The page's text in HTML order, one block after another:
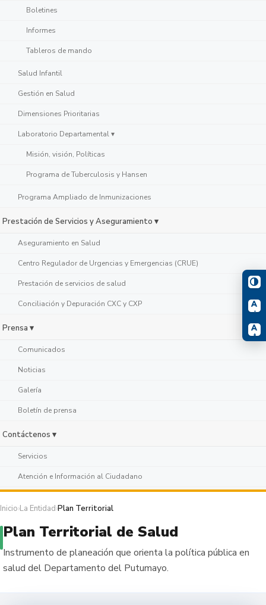
Boletines
Informes
Tableros de mando
Salud Infantil
Gestión en Salud
Dimensiones Prioritarias
Laboratorio Departamental ▾
Misión, visión, Políticas
Programa de Tuberculosis y Hansen
Programa Ampliado de Inmunizaciones
Prestación de Servicios y Aseguramiento ▾
Aseguramiento en Salud
Centro Regulador de Urgencias y Emergencias (CRUE)
Prestación de servicios de salud
Conciliación y Depuración CXC y CXP
Prensa ▾
Comunicados
Noticias
Galería
Boletín de prensa
Contáctenos ▾
Servicios
Atención e Información al Ciudadano
A
-
A
+
Inicio›La Entidad›Plan Territorial
Plan Territorial de Salud
Instrumento de planeación que orienta la política pública en
salud del Departamento del Putumayo.